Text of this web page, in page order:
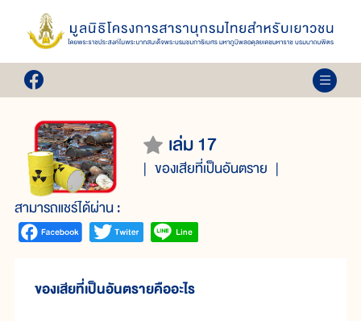
เล่ม 17
ของเสียที่เป็นอันตราย
สามารถแชร์ได้ผ่าน :
ของเสียที่เป็นอันตรายคืออะไร